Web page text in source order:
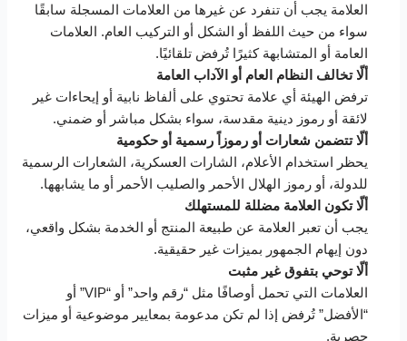
العلامة يجب أن تنفرد عن غيرها من العلامات المسجلة سابقًا
سواء من حيث اللفظ أو الشكل أو التركيب العام. العلامات
العامة أو المتشابهة كثيرًا تُرفض تلقائيًا.
ألّا تخالف النظام العام أو الآداب العامة
ترفض الهيئة أي علامة تحتوي على ألفاظ نابية أو إيحاءات غير
لائقة أو رموز دينية مقدسة، سواء بشكل مباشر أو ضمني.
ألّا تتضمن شعارات أو رموزاً رسمية أو حكومية
يحظر استخدام الأعلام، الشارات العسكرية، الشعارات الرسمية
للدولة، أو رموز الهلال الأحمر والصليب الأحمر أو ما يشابهها.
ألّا تكون العلامة مضللة للمستهلك
يجب أن تعبر العلامة عن طبيعة المنتج أو الخدمة بشكل واقعي،
دون إيهام الجمهور بميزات غير حقيقية.
ألّا توحي بتفوق غير مثبت
العلامات التي تحمل أوصافًا مثل “رقم واحد” أو “VIP” أو
“الأفضل” تُرفض إذا لم تكن مدعومة بمعايير موضوعية أو ميزات
حصرية.